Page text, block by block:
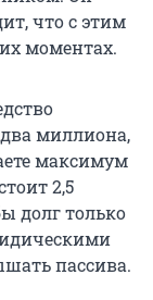
что с этим
моментах.
миллиона,
максимум
2,5
долг только
пассива.